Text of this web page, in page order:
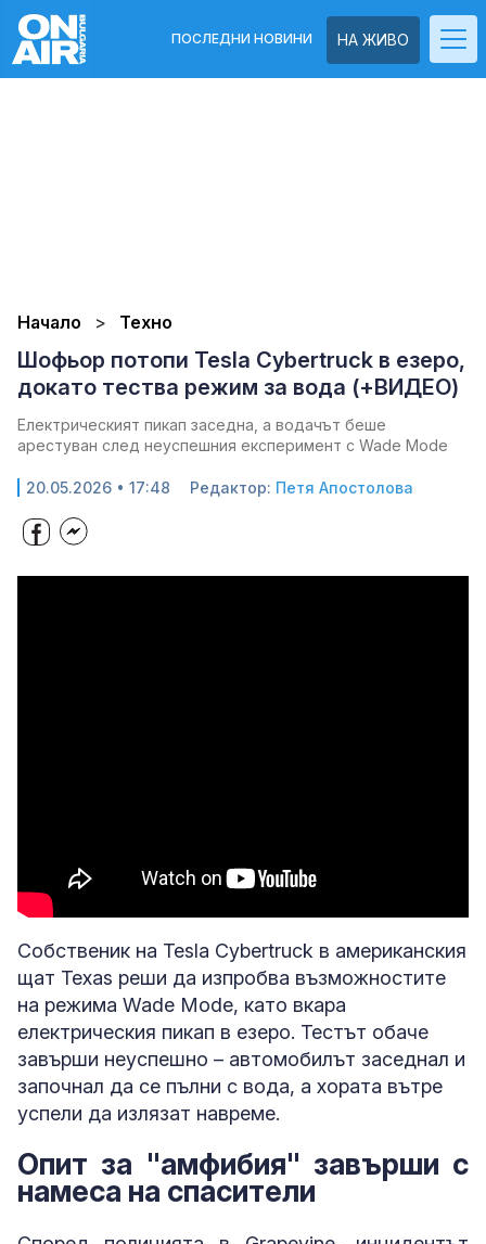
НА ЖИВО
ПОСЛЕДНИ НОВИНИ
Начало Техно
Шофьор потопи Tesla Cybertruck в езеро,
докато тества режим за вода (+ВИДЕО)
Електрическият пикап заседна, а водачът беше
арестуван след неуспешния експеримент с Wade Mode
20.05.2026 • 17:48 Редактор: Петя Апостолова
Собственик на Tesla Cybertruck в американския
щат Texas реши да изпробва възможностите
на режима Wade Mode, като вкара
електрическия пикап в езеро. Тестът обаче
завърши неуспешно – автомобилът заседнал и
започнал да се пълни с вода, а хората вътре
успели да излязат навреме.
Опит за "амфибия" завърши с
намеса на спасители